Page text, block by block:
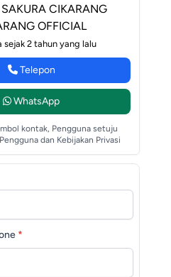
CIKARANG
OFFICIAL
sejak 2 tahun yang lalu
Telepon
WhatsApp
kontak, Pengguna setuju
dan Kebijakan Privasi
*